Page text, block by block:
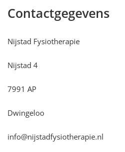
Contactgegevens
Nijstad Fysiotherapie
Nijstad 4
7991 AP
Dwingeloo
info@nijstadfysiotherapie.nl